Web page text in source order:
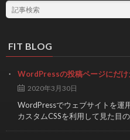
ー
FIT BLOG
WordPressの投稿ページにだけ
2020年3月30日
WordPressでウェブサイトを運
カスタムCSSを利用して見た目